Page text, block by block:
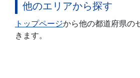
他のエリアから探す
トップページから他の都道府県の
きます。